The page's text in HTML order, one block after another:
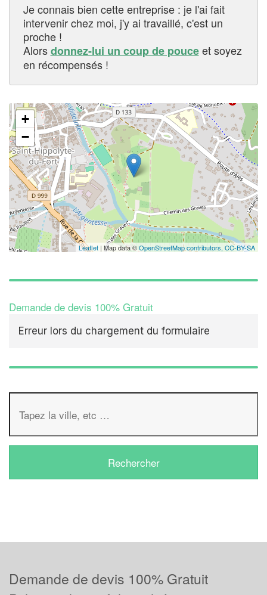
Je connais bien cette entreprise : je l'ai fait
intervenir chez moi, j'y ai travaillé, c'est un
proche !
Alorsdonnez-lui un coup de pouceet soyez
en récompensés !
+
−
Leaflet | Map data ©OpenStreetMap contributors, CC-BY-SA
Demande de devis 100% Gratuit
Erreur lors du chargement du formulaire
Demande de devis 100% Gratuit